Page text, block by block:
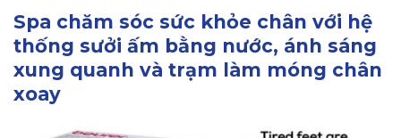
Spa chăm sóc sức khỏe chân với hệ
thống sưởi ấm bằng nước, ánh sáng
xung quanh và trạm làm móng chân
xoay